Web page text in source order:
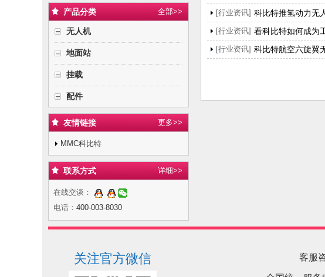
产品分类 全部>>
无人机
地面站
挂载
配件
友情链接 更多>>
MMC科比特
联系方式 详细>>
在线交谈：
电话： 400-003-8030
[行业资讯] 科比特推氢动力无
[行业资讯] 看科比特如何成为
[行业资讯] 科比特航空六旋翼
客服
关注官方微信